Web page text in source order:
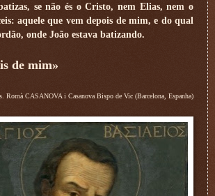
se não és o Cristo, nem Elias, nem o
aquele que vem depois de mim, e do qual
onde João estava batizando.
de mim»
Romà CASANOVA i Casanova Bispo de Vic (Barcelona, Espanha)